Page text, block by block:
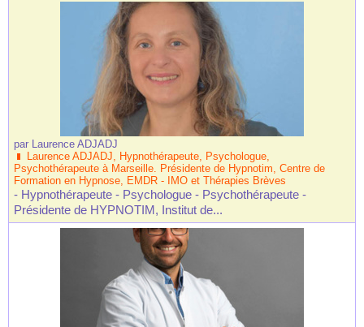
par Laurence ADJADJ
Laurence ADJADJ, Hypnothérapeute, Psychologue,
Psychothérapeute à Marseille. Présidente de Hypnotim, Centre de
Formation en Hypnose, EMDR - IMO et Thérapies Brèves
- Hypnothérapeute - Psychologue - Psychothérapeute -
Présidente de HYPNOTIM, Institut de...